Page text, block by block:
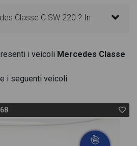
Classe C SW 220 ? In
nuovo. Le schede
quella più adatta alle
i veicoli Mercedes Classe
i seguenti veicoli